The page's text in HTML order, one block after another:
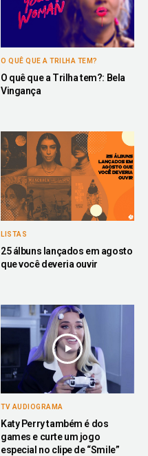
O QUÊ QUE A TRILHA TEM?
O quê que a Trilha tem?: Bela
Vingança
LISTAS
25 álbuns lançados em agosto
que você deveria ouvir
TV AUDIOGRAMA
Katy Perry também é dos
games e curte um jogo
especial no clipe de “Smile”